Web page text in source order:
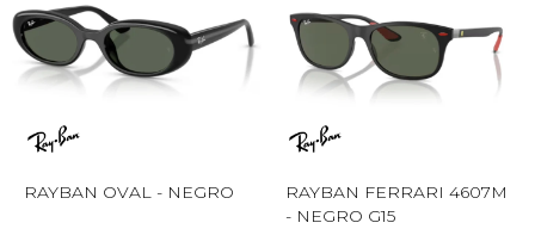
RAYBAN OVAL - NEGRO
RAYBAN FERRARI 4607M
- NEGRO G15